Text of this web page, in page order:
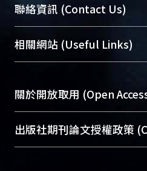
臺大位居世界頂尖大學之
展現本校豐碩的研究成果
機構典藏（NTUR）與學術
台，成為臺大學術典藏
成果。
To permanently archive
profiles and scholarly
services of “NTU
聯絡資訊 (Contact Us)
總館學科館員(Main Library)
醫學圖書館學科館員
Sciences Library)
相關網站 (Useful Links)
關於開放取用 (Open
開放取用是從使用者角度
動，應用在學術研究上是
出版社期刊論文授權政策